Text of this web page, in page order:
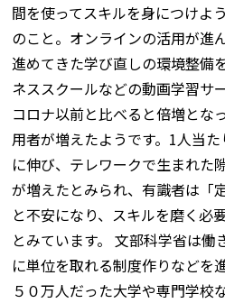
間を使ってスキルを身につけよ
のこと。オンラインの活用が進
進めてきた学び直しの環境整備
ネススクールなどの動画学習サ
コロナ以前と比べると倍増とな
用者が増えたようです。1人当
に伸び、テレワークで生まれた
が増えたとみられ、有識者は「
と不安になり、スキルを磨く必
とみています。 文部科学省は
に単位を取れる制度作りなどを
５０万人だった大学や専門学校